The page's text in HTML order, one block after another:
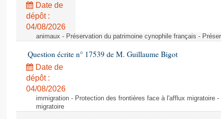
Date de
dépôt :
04/08/2026
animaux - Préservation du patrimoine cynophile français -
Question écrite n° 17539 de M. Guillaume Bigot
Date de
dépôt :
04/08/2026
immigration - Protection des frontières face à l'afflux migratoire
migratoire